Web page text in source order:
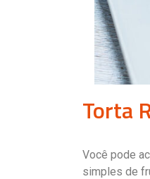
Torta
Você pode
simples de